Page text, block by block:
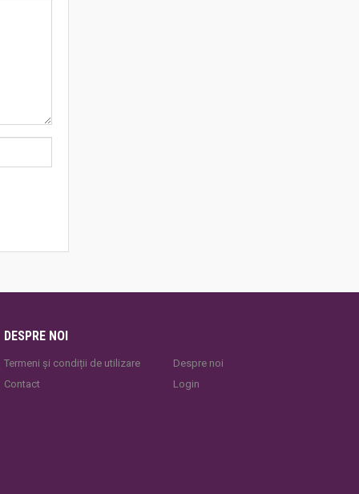
DESPRE NOI
Termeni și condiții de utilizare
Contact
Despre noi
Login